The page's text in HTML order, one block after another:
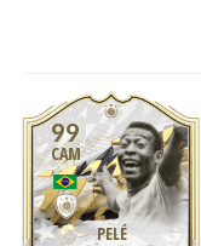
99
CAM
PELÉ